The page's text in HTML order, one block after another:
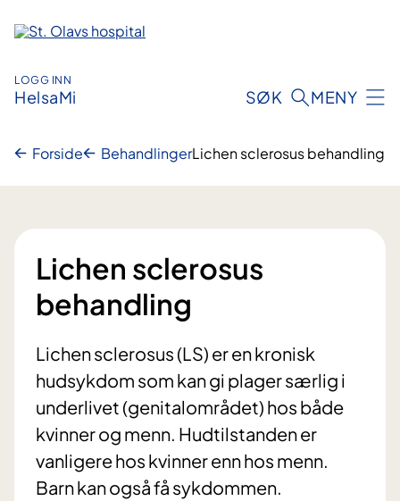
innhold
LOGG INN
HelsaMi SØK MENY
Forside BehandlingerLichen sclerosus behandling
Lichen sclerosus
behandling
Lichen sclerosus (LS) er en kronisk
hudsykdom som kan gi plager særlig i
underlivet (genitalområdet) hos både
kvinner og menn. Hudtilstanden er
vanligere hos kvinner enn hos menn.
Barn kan også få sykdommen.